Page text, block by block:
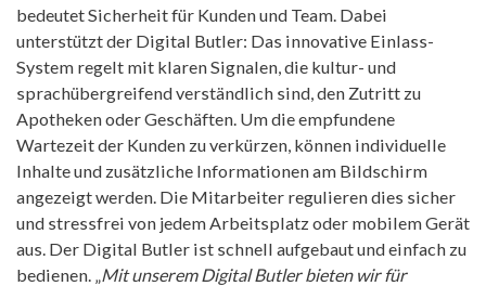
bedeutet Sicherheit für Kunden und Team. Dabei
unterstützt der Digital Butler: Das innovative Einlass-
System regelt mit klaren Signalen, die kultur- und
sprachübergreifend verständlich sind, den Zutritt zu
Apotheken oder Geschäften. Um die empfundene
Wartezeit der Kunden zu verkürzen, können individuelle
Inhalte und zusätzliche Informationen am Bildschirm
angezeigt werden. Die Mitarbeiter regulieren dies sicher
und stressfrei von jedem Arbeitsplatz oder mobilem Gerät
aus. Der Digital Butler ist schnell aufgebaut und einfach zu
bedienen. „
Mit unserem Digital Butler bieten wir für